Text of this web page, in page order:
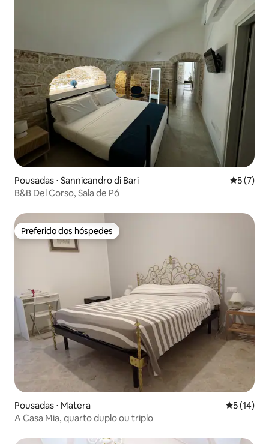
Pousadas ⋅ Sannicandro di Bari 5 de
5 (7)
B&B Del Corso, Sala de Pó
Preferido dos hóspedes
Preferido dos hóspedes
Pousadas ⋅ Matera 5 de uma
5 (14)
A Casa Mia, quarto duplo ou triplo